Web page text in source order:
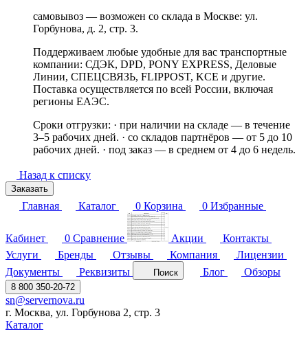
самовывоз — возможен со склада в Москве: ул.
Горбунова, д. 2, стр. 3.
Поддерживаем любые удобные для вас транспортные
компании: СДЭК, DPD, PONY EXPRESS, Деловые
Линии, СПЕЦСВЯЗЬ, FLIPPOST, KCE и другие.
Поставка осуществляется по всей России, включая
регионы ЕАЭС.
Сроки отгрузки: · при наличии на складе — в течение
3–5 рабочих дней. · со складов партнёров — от 5 до 10
рабочих дней. · под заказ — в среднем от 4 до 6 недель.
Назад к списку
Заказать
Главная Каталог 0 Корзина 0 Избранные
Кабинет 0 Сравнение Акции
Контакты
Услуги
Бренды Отзывы Компания
Лицензии
Документы
Реквизиты Поиск Блог Обзоры
8 800 350-20-72
sn@servernova.ru
г. Москва, ул. Горбунова 2, стр. 3
Каталог